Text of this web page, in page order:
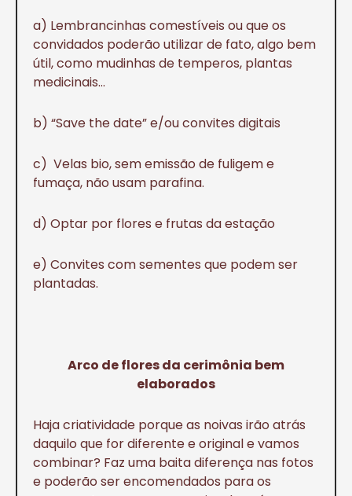
a) Lembrancinhas comestíveis ou que os
convidados poderão utilizar de fato, algo bem
útil, como mudinhas de temperos, plantas
medicinais…
b) “Save the date” e/ou convites digitais
c) Velas bio, sem emissão de fuligem e
fumaça, não usam parafina.
d) Optar por flores e frutas da estação
e) Convites com sementes que podem ser
plantadas.
Arco de flores da cerimônia bem
elaborados
Haja criatividade porque as noivas irão atrás
daquilo que for diferente e original e vamos
combinar? Faz uma baita diferença nas fotos
e poderão ser encomendados para os